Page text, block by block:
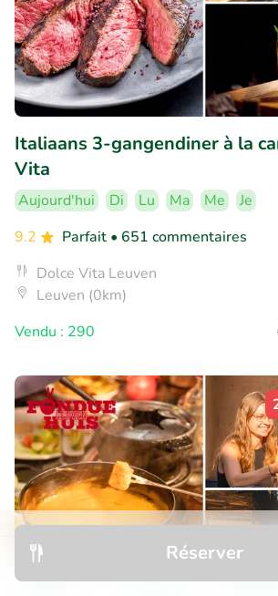
Réserver
Italiaans 3-gangendiner à la
Vita
Aujourd'hui Di Lu Ma Me
Je
9.2
Parfait • 651 commentaires
Dolce Vita Leuven
Leuven (0km)
Vendu : 290